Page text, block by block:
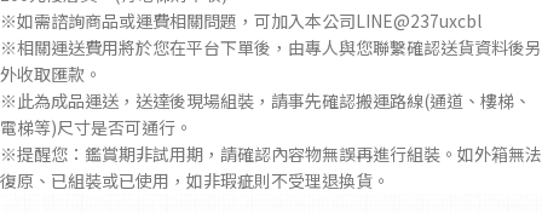
※如需諮詢商品或運費相關問題，可加入本公司LINE@237uxcbl
※相關運送費用將於您在平台下單後，由專人與您聯繫確認送貨資料後另
外收取匯款。
※此為成品運送，送達後現場組裝，請事先確認搬運路線(通道、樓梯、
電梯等)尺寸是否可通行。
※提醒您：鑑賞期非試用期，請確認內容物無誤再進行組裝。如外箱無法
復原、已組裝或已使用，如非瑕疵則不受理退換貨。